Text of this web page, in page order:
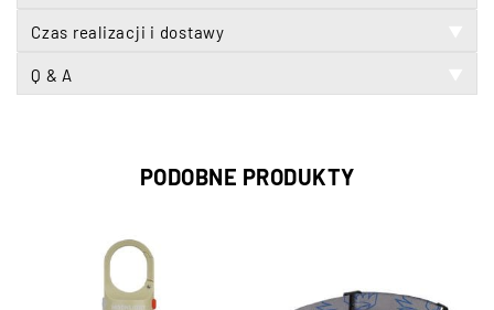
Czas realizacji i dostawy
Q & A
PODOBNE PRODUKTY